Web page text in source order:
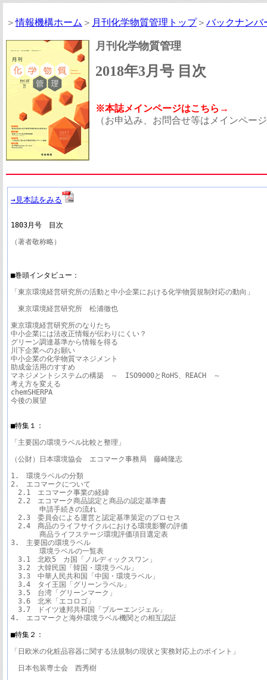
＞情報機構ホーム ＞ 月刊化学物質管理トップ＞ バックナンバ
月刊化学物質管理
2018年3月号 目次
※本誌メインページはこちら→
（お申込み、お問合せ等はメインペー
→見本誌をみる
1803月号　目次
（著者敬称略）
■巻頭インタビュー：
「東京環境経営研究所の活動と中小企業における化学物質規制対応の動向」
東京環境経営研究所　松浦徹也
東京環境経営研究所のなりたち
中小企業には法改正情報が伝わりにくい？
グリーン調達基準から情報を得る
川下企業へのお願い
中小企業の化学物質マネジメント
助成金活用のすすめ
マネジメントシステムの構築　～　ISO9000とRoHS、REACH　～
考え方を変える
chemSHERPA
今後の展望
■特集１：
「主要国の環境ラベル比較と整理」
（公財）日本環境協会　エコマーク事務局　藤崎隆志
1.　環境ラベルの分類
2.　エコマークについて
2.1　エコマーク事業の経緯
2.2　エコマーク商品認定と商品の認定基準書
申請手続きの流れ
2.3　委員会による運営と認定基準策定のプロセス
2.4　商品のライフサイクルにおける環境影響の評価
商品ライフステージ環境評価項目選定表
3.　主要国の環境ラベル
環境ラベルの一覧表
3.1　北欧5　カ国「ノルディックスワン」
3.2　大韓民国「韓国・環境ラベル」
3.3　中華人民共和国「中国・環境ラベル」
3.4　タイ王国「グリーンラベル」
3.5　台湾「グリーンマーク」
3.6　北米「エコロゴ」
3.7　ドイツ連邦共和国「ブルーエンジェル」
4.　エコマークと海外環境ラベル機関との相互認証
■特集２：
「日欧米の化粧品容器に関する法規制の現状と実務対応上のポイント」
日本包装専士会　西秀樹